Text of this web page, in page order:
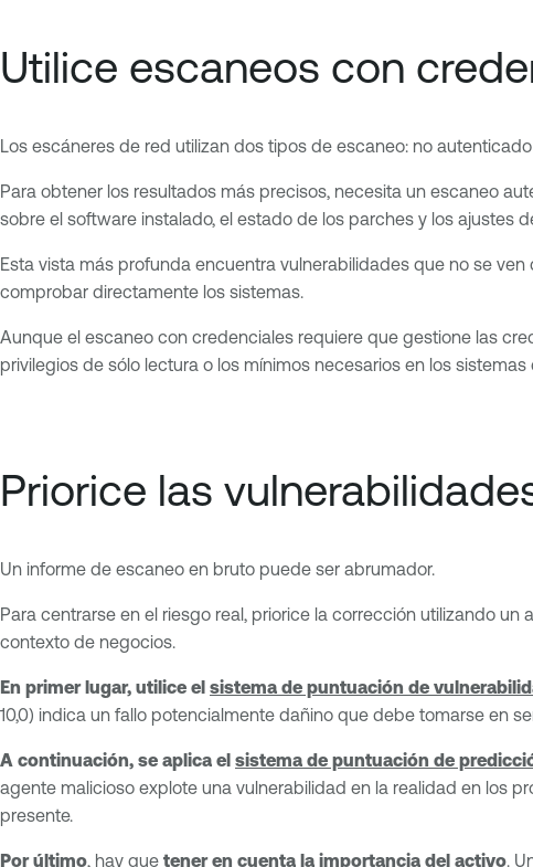
Utilice escaneos con
Los escáneres de red utilizan dos tipos de escaneo: no
Para obtener los resultados más precisos, necesita un escaneo
sobre el software instalado, el estado de los parches y los ajustes
Esta vista más profunda encuentra vulnerabilidades que no se
comprobar directamente los sistemas.
Aunque el escaneo con credenciales requiere que gestione las
privilegios de sólo lectura o los mínimos necesarios en los sistemas
Priorice las
Un informe de escaneo en bruto puede ser abrumador.
Para centrarse en el riesgo real, priorice la corrección utilizando
contexto de negocios.
En primer lugar, utilice el sistema de puntuación de
10,0) indica un fallo potencialmente dañino que debe tomarse en
A continuación, se aplica el sistema de puntuación de
agente malicioso explote una vulnerabilidad en la realidad en los
presente.
Por último, hay que tener en cuenta la importancia del activo.